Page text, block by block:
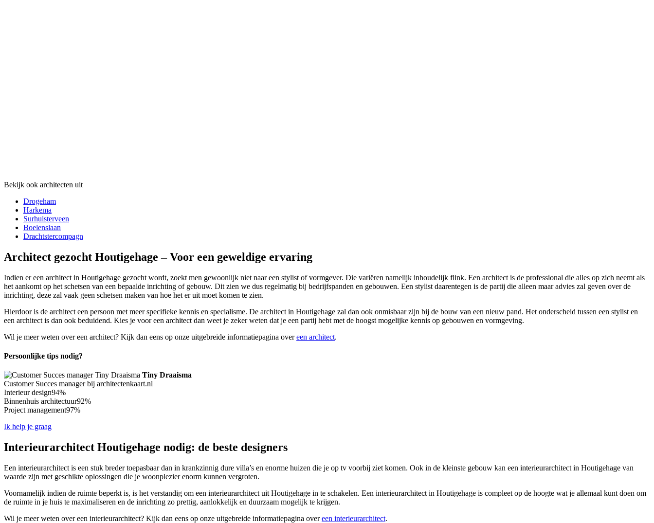
Bekijk ook architecten uit
Drogeham
Harkema
Surhuisterveen
Boelenslaan
Drachtstercompagn
Architect gezocht Houtigehage – Voor een geweldige ervaring
Indien er een architect in Houtigehage gezocht wordt, zoekt men gewoonlijk niet naar een stylist of vormgever. Die variëren namelijk inhoudelijk flink. Een architect is de professional die alles op zich neemt als
het aankomt op het schetsen van een bepaalde inrichting of gebouw. Dit zien we dus regelmatig bij bedrijfspanden en gebouwen. Een stylist daarentegen is de partij die alleen maar advies zal geven over de
inrichting, deze zal vaak geen schetsen maken van hoe het er uit moet komen te zien.
Hierdoor is de architect een persoon met meer specifieke kennis en specialisme. De architect in Houtigehage zal dan ook onmisbaar zijn bij de bouw van een nieuw pand. Het onderscheid tussen een stylist en
een architect is dan ook beduidend. Kies je voor een architect dan weet je zeker weten dat je een partij hebt met de hoogst mogelijke kennis op gebouwen en vormgeving.
Wil je meer weten over een architect? Kijk dan eens op onze uitgebreide informatiepagina overeen architect.
Persoonlijke tips nodig?
Tiny Draaisma
Customer Succes manager bij architectenkaart.nl
Interieur design94%
Binnenhuis architectuur92%
Project management97%
Ik help je graag
Interieurarchitect Houtigehage nodig: de beste designers
Een interieurarchitect is een stuk breder toepasbaar dan in krankzinnig dure villa’s en enorme huizen die je op tv voorbij ziet komen. Ook in de kleinste gebouw kan een interieurarchitect in Houtigehage van
waarde zijn met geschikte oplossingen die je woonplezier enorm kunnen vergroten.
Voornamelijk indien de ruimte beperkt is, is het verstandig om een interieurarchitect uit Houtigehage in te schakelen. Een interieurarchitect in Houtigehage is compleet op de hoogte wat je allemaal kunt doen om
de ruimte in je huis te maximaliseren en de inrichting zo prettig, aanlokkelijk en duurzaam mogelijk te krijgen.
Wil je meer weten over een interieurarchitect? Kijk dan eens op onze uitgebreide informatiepagina overeen interieurarchitect.